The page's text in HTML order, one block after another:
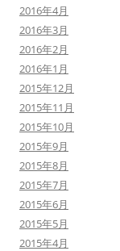
2016年4月
2016年3月
2016年2月
2016年1月
2015年12月
2015年11月
2015年10月
2015年9月
2015年8月
2015年7月
2015年6月
2015年5月
2015年4月